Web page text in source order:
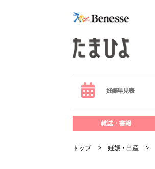
妊娠早見表
雑誌・書籍
トップ 妊娠・出産